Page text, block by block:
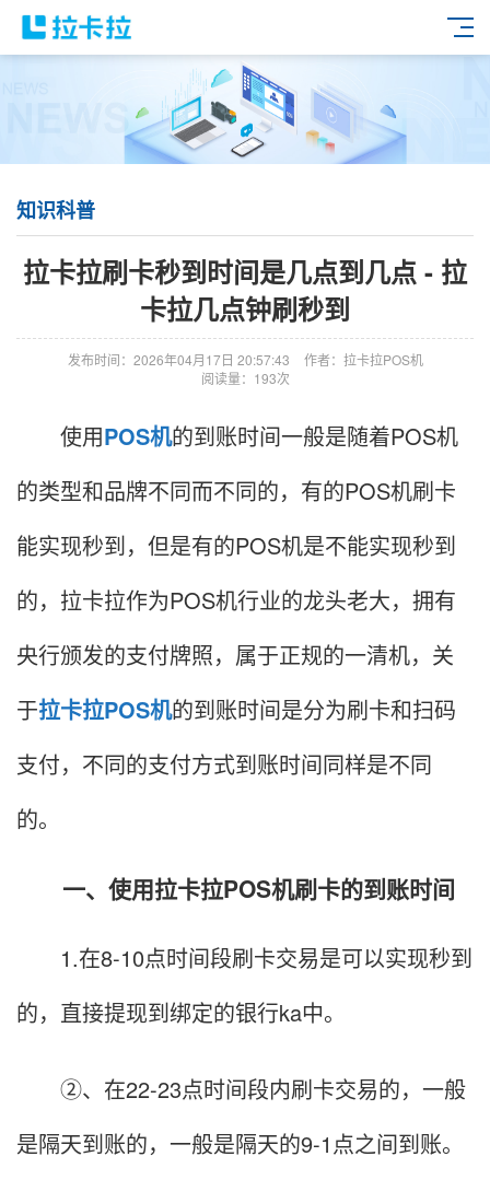
知识科普
拉卡拉刷卡秒到时间是几点到几点 - 拉
卡拉几点钟刷秒到
发布时间：2026年04月17日 20:57:43
作者：拉卡拉POS机
阅读量：193次
使用POS机的到账时间一般是随着POS机
的类型和品牌不同而不同的，有的POS机刷卡
能实现秒到，但是有的POS机是不能实现秒到
的，拉卡拉作为POS机行业的龙头老大，拥有
央行颁发的支付牌照，属于正规的一清机，关
于拉卡拉POS机的到账时间是分为刷卡和扫码
支付，不同的支付方式到账时间同样是不同
的。
一、使用拉卡拉POS机刷卡的到账时间
1.在8-10点时间段刷卡交易是可以实现秒到
的，直接提现到绑定的银行ka中。
②、在22-23点时间段内刷卡交易的，一般
是隔天到账的，一般是隔天的9-1点之间到账。